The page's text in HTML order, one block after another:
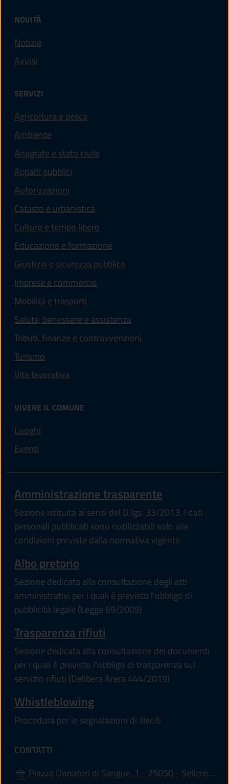
NOVITÀ
Notizie
Avvisi
SERVIZI
Agricoltura e pesca
Ambiente
Anagrafe e stato civile
Appalti pubblici
Autorizzazioni
Catasto e urbanistica
Cultura e tempo libero
Educazione e formazione
Giustizia e sicurezza pubblica
Imprese e commercio
Mobilità e trasporti
Salute, benessere e assistenza
Tributi, finanze e contravvenzioni
Turismo
Vita lavorativa
VIVERE IL COMUNE
Luoghi
Eventi
Amministrazione trasparente
Sezione istituita ai sensi del D.lgs. 33/2013. I dati
personali pubblicati sono riutilizzabili solo alle
condizioni previste dalla normativa vigente
Albo pretorio
Sezione dedicata alla consultazione degli atti
amministrativi per i quali è previsto l'obbligo di
pubblicità legale (Legge 69/2009)
Trasparenza rifiuti
Sezione dedicata alla consultazione dei documenti
per i quali è previsto l'obbligo di trasparenza sul
servizio rifiuti (Delibera Arera 444/2019)
Whistleblowing
Procedura per le segnalazioni di illeciti
CONTATTI
Piazza Donatori di Sangue, 1 - 25050 - Sellero (BS)